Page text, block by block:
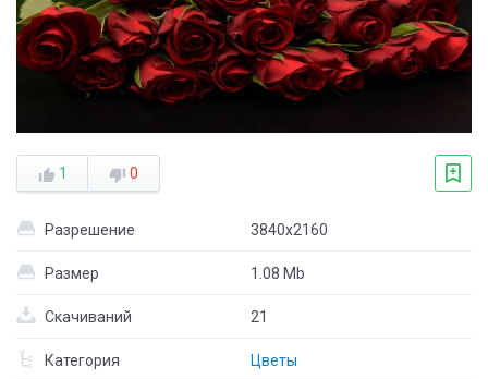
1 0
Разрешение 3840x2160
Размер 1.08 Mb
Скачиваний 21
Категория Цветы